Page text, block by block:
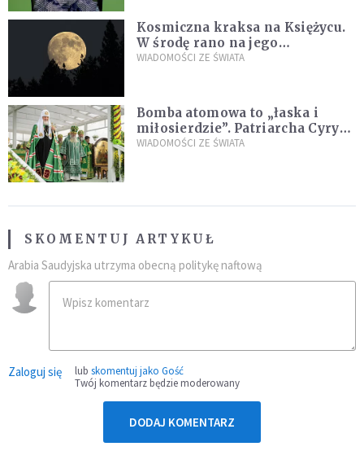
Kosmiczna kraksa na Księżycu.
W środę rano na jego
powierzchni dojdzie do
WIADOMOŚCI ZE ŚWIATA
Bomba atomowa to „łaska i
miłosierdzie”. Patriarcha Cyryl
wychwala Putina
WIADOMOŚCI ZE ŚWIATA
SKOMENTUJ ARTYKUŁ
Arabia Saudyjska utrzyma obecną politykę naftową
Zaloguj się lub skomentuj jako Gość
Twój komentarz będzie moderowany
DODAJ KOMENTARZ